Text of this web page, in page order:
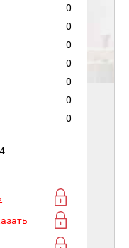
0
0
0
0
0
0
0